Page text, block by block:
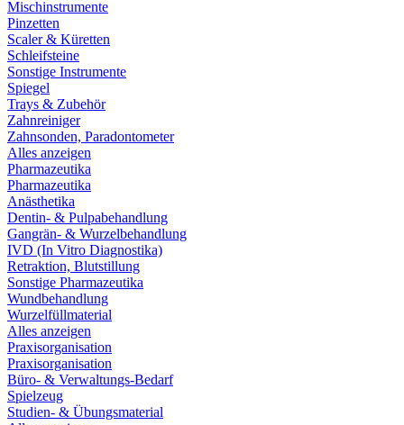
Mischinstrumente
Pinzetten
Scaler & Küretten
Schleifsteine
Sonstige Instrumente
Spiegel
Trays & Zubehör
Zahnreiniger
Zahnsonden, Paradontometer
Alles anzeigen
Pharmazeutika
Pharmazeutika
Anästhetika
Dentin- & Pulpabehandlung
Gangrän- & Wurzelbehandlung
IVD (In Vitro Diagnostika)
Retraktion, Blutstillung
Sonstige Pharmazeutika
Wundbehandlung
Wurzelfüllmaterial
Alles anzeigen
Praxisorganisation
Praxisorganisation
Büro- & Verwaltungs-Bedarf
Spielzeug
Studien- & Übungsmaterial